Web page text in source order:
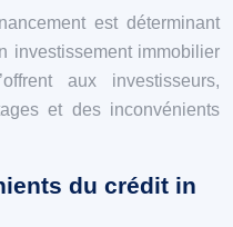
est déterminant
investissement immobilier
aux investisseurs,
et des inconvénients
du crédit in